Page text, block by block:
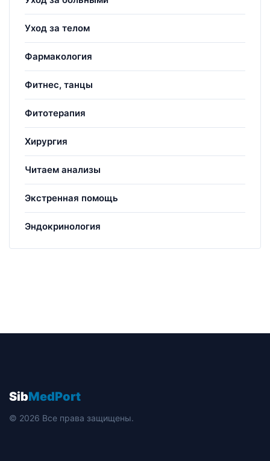
Уход за телом
Фармакология
Фитнес, танцы
Фитотерапия
Хирургия
Читаем анализы
Экстренная помощь
Эндокринология
SibMedPort
© 2026 Все права защищены.